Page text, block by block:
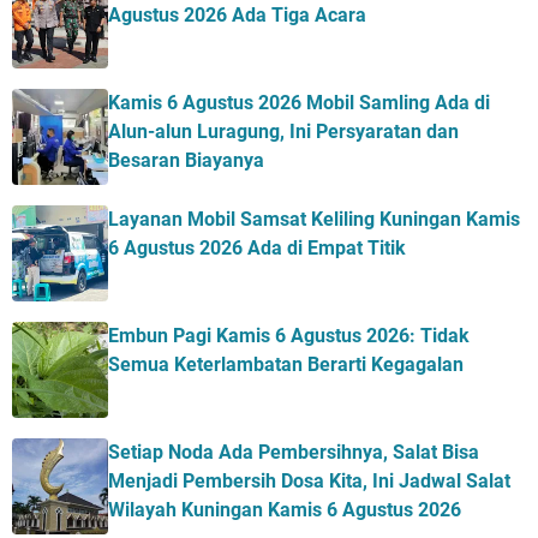
Agustus 2026 Ada Tiga Acara
Kamis 6 Agustus 2026 Mobil Samling Ada di
Alun-alun Luragung, Ini Persyaratan dan
Besaran Biayanya
Layanan Mobil Samsat Keliling Kuningan Kamis
6 Agustus 2026 Ada di Empat Titik
Embun Pagi Kamis 6 Agustus 2026: Tidak
Semua Keterlambatan Berarti Kegagalan
Setiap Noda Ada Pembersihnya, Salat Bisa
Menjadi Pembersih Dosa Kita, Ini Jadwal Salat
Wilayah Kuningan Kamis 6 Agustus 2026